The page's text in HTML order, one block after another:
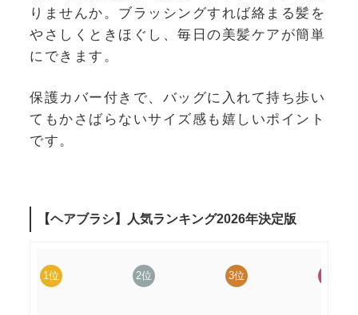
りませんか。ブラッシングすれば絡まる髪を
やさしくときほぐし、毎日の美髪ケアが簡単
にできます。
保護カバー付きで、バッグに入れて持ち歩い
てもかさばらないサイズ感も嬉しいポイント
です。